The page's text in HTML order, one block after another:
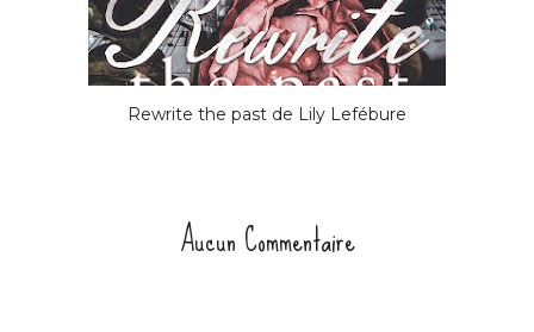
Rewrite the past de Lily Lefébure
Aucun Commentaire